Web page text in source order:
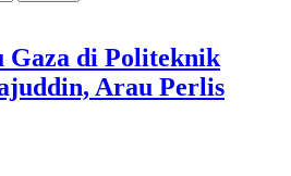
Gaza di Politeknik
Arau Perlis